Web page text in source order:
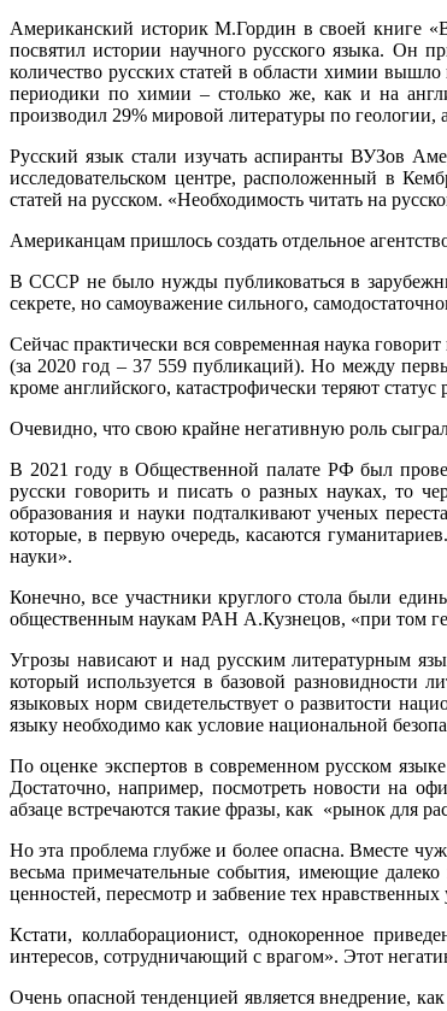
Американский историк М.Гордин в своей книге
посвятил истории научного русского языка. Он
количество русских статей в области химии
периодики по химии – столько же, как и на
производил 29% мировой литературы по
Русский язык стали изучать аспиранты ВУЗов
исследовательском центре, расположенный в
статей на русском. «Необходимость читать на
Американцам пришлось создать отдельное
В СССР не было нужды публиковаться в
секрете, но самоуважение сильного,
Сейчас практически вся современная наука
(за 2020 год – 37 559 публикаций). Но между
кроме английского, катастрофически теряют
Очевидно, что свою крайне негативную роль
В 2021 году в Общественной палате РФ был
русски говорить и писать о разных науках, то
образования и науки подталкивают ученых
которые, в первую очередь, касаются
науки».
Конечно, все участники круглого стола были
общественным наукам РАН А.Кузнецов, «при том
Угрозы нависают и над русским литературным
который используется в базовой
языковых норм свидетельствует о развитости
языку необходимо как условие национальной
По оценке экспертов в современном русском
Достаточно, например, посмотреть новости на
абзаце встречаются такие фразы, как «рынок для
Но эта проблема глубже и более опасна. Вместе
весьма примечательные события, имеющие
ценностей, пересмотр и забвение тех
Кстати, коллаборационист, однокоренное
интересов, сотрудничающий с врагом». Этот
Очень опасной тенденцией является внедрение,